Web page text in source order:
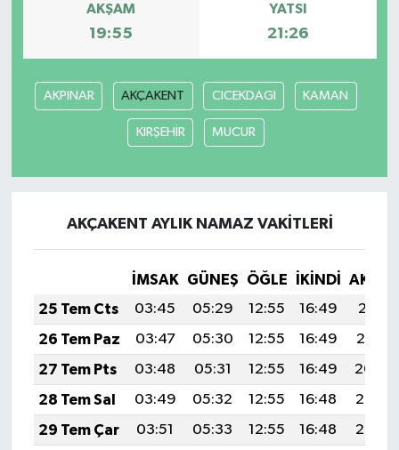
AKŞAM
19:55
YATSI
21:26
AKPINAR AKÇAKENT CICEKDAGI KAMAN
KIRŞEHİR MUCUR
AKÇAKENT AYLIK NAMAZ VAKITLERI
İMSAK GÜNEŞ ÖĞLE İKINDI
25 Tem Cts
03:45 05:29 12:55 16:49
20:11
26 Tem Paz
03:47 05:30 12:55 16:49
20:10
27 Tem Pts
03:48 05:31 12:55 16:49
20:09
28 Tem Sal
03:49 05:32 12:55 16:48
20:08
29 Tem Çar
03:51 05:33 12:55 16:48
20:07